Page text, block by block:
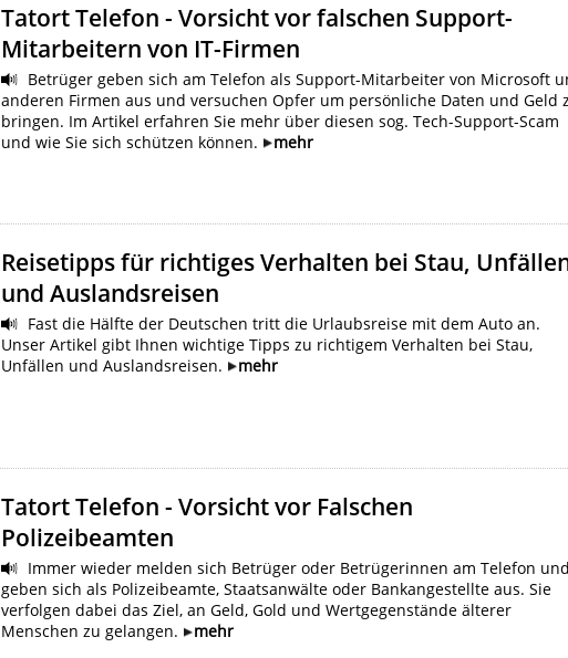
Tatort Telefon - Vorsicht vor falschen Support-
Mitarbeitern von IT-Firmen
Betrüger geben sich am Telefon als Support-Mitarbeiter von Microsoft
anderen Firmen aus und versuchen Opfer um persönliche Daten und Geld
bringen. Im Artikel erfahren Sie mehr über diesen sog. Tech-Support-Scam
und wie Sie sich schützen können.
mehr
Reisetipps für richtiges Verhalten bei Stau,
und Auslandsreisen
Fast die Hälfte der Deutschen tritt die Urlaubsreise mit dem Auto an.
Unser Artikel gibt Ihnen wichtige Tipps zu richtigem Verhalten bei Stau,
Unfällen und Auslandsreisen.
mehr
Tatort Telefon - Vorsicht vor Falschen
Polizeibeamten
Immer wieder melden sich Betrüger oder Betrügerinnen am Telefon
geben sich als Polizeibeamte, Staatsanwälte oder Bankangestellte aus. Sie
verfolgen dabei das Ziel, an Geld, Gold und Wertgegenstände älterer
Menschen zu gelangen.
mehr